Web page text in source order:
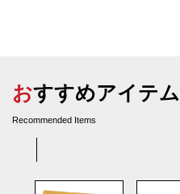
おすすめアイテム
Recommended Items